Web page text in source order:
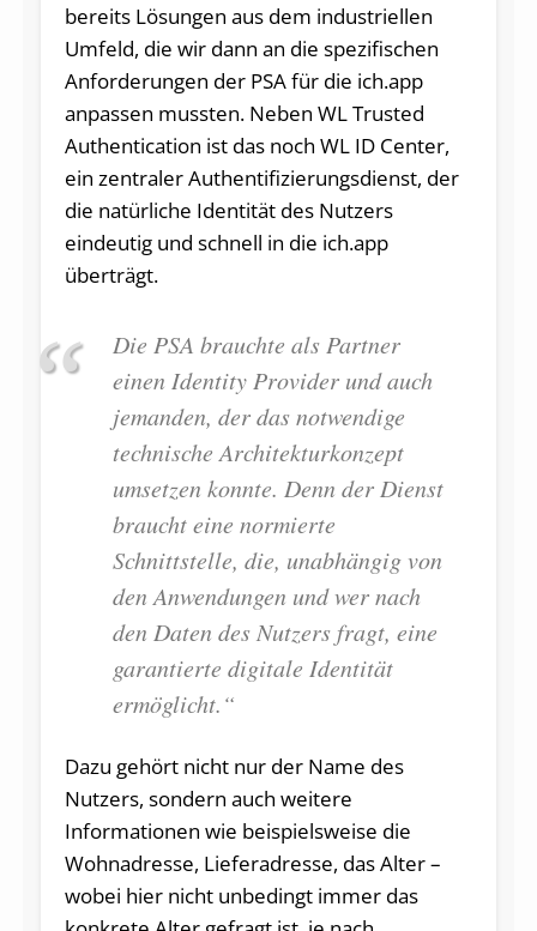
bereits Lösungen aus dem industriellen
Umfeld, die wir dann an die spezifischen
Anforderungen der PSA für die ich.app
anpassen mussten. Neben WL Trusted
Authentication ist das noch WL ID Center,
ein zentraler Authentifizierungsdienst, der
die natürliche Identität des Nutzers
eindeutig und schnell in die ich.app
überträgt.
Die PSA brauchte als Partner
einen Identity Provider und auch
jemanden, der das notwendige
technische Architekturkonzept
umsetzen konnte. Denn der Dienst
braucht eine normierte
Schnittstelle, die, unabhängig von
den Anwendungen und wer nach
den Daten des Nutzers fragt, eine
garantierte digitale Identität
ermöglicht.“
Dazu gehört nicht nur der Name des
Nutzers, sondern auch weitere
Informationen wie beispielsweise die
Wohnadresse, Lieferadresse, das Alter –
wobei hier nicht unbedingt immer das